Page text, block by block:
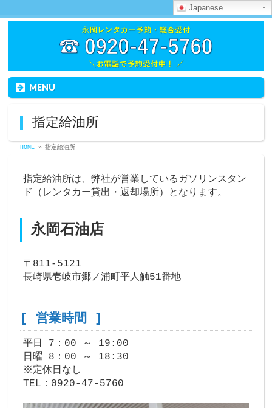
Japanese
MENU
指定給油所
HOME » 指定給油所
指定給油所は、弊社が営業しているガソリンスタン
ド（レンタカー貸出・返却場所）となります。
永岡石油店
〒811-5121
長崎県壱岐市郷ノ浦町平人触51番地
[ 営業時間 ]
平日 7：00 ～ 19:00
日曜 8：00 ～ 18:30
※定休日なし
TEL：0920-47-5760